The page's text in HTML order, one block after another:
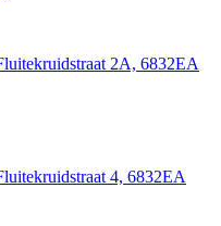
2A, 6832EA
4, 6832EA